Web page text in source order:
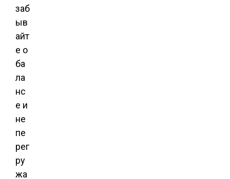
заб
ыв
айт
е о
ба
ла
нс
е и
не
пе
рег
ру
жа